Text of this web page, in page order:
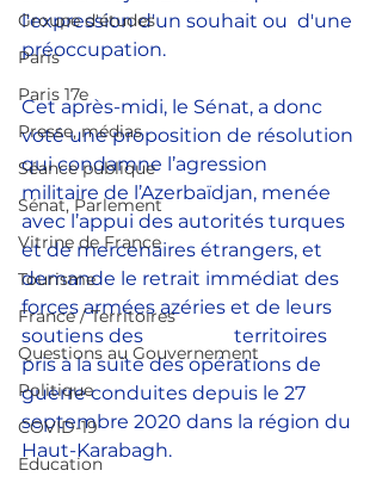
Groupe d'études
Paris
Paris 17e
Presse, médias
Séance publique
Sénat, Parlement
Vitrine de France
Tourisme
France / Territoires
Questions au Gouvernement
Politique
COVID-19
Education
l'expression d'un souhait ou  d'une
préoccupation.
Cet après-midi, le Sénat, a donc
voté une proposition de résolution
qui condamne l’agression
militaire de l’Azerbaïdjan, menée
avec l’appui des autorités turques
et de mercenaires étrangers, et
demande le retrait immédiat des
forces armées azéries et de leurs
soutiens des                   territoires
pris à la suite des opérations de
guerre conduites depuis le 27
septembre 2020 dans la région du
Haut-Karabagh.